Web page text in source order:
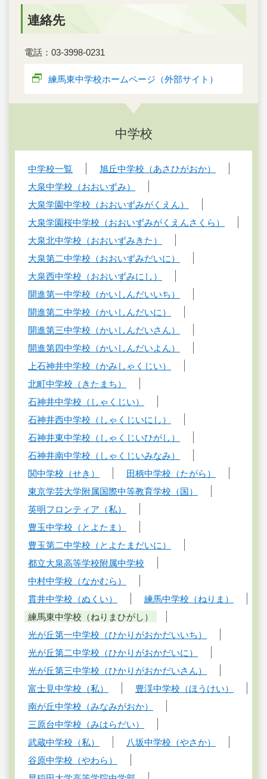
連絡先
電話：03-3998-0231
練馬東中学校ホームページ（外部サイト）
中学校
中学校一覧
旭丘中学校（あさひがおか）
大泉中学校（おおいずみ）
大泉学園中学校（おおいずみがくえん）
大泉学園桜中学校（おおいずみがくえんさくら）
大泉北中学校（おおいずみきた）
大泉第二中学校（おおいずみだいに）
大泉西中学校（おおいずみにし）
開進第一中学校（かいしんだいいち）
開進第二中学校（かいしんだいに）
開進第三中学校（かいしんだいさん）
開進第四中学校（かいしんだいよん）
上石神井中学校（かみしゃくじい）
北町中学校（きたまち）
石神井中学校（しゃくじい）
石神井西中学校（しゃくじいにし）
石神井東中学校（しゃくじいひがし）
石神井南中学校（しゃくじいみなみ）
関中学校（せき）
田柄中学校（たがら）
東京学芸大学附属国際中等教育学校（国）
英明フロンティア（私）
豊玉中学校（とよたま）
豊玉第二中学校（とよたまだいに）
都立大泉高等学校附属中学校
中村中学校（なかむら）
貫井中学校（ぬくい）
練馬中学校（ねりま）
練馬東中学校（ねりまひがし）
光が丘第一中学校（ひかりがおかだいいち）
光が丘第二中学校（ひかりがおかだいに）
光が丘第三中学校（ひかりがおかだいさん）
富士見中学校（私）
豊渓中学校（ほうけい）
南が丘中学校（みなみがおか）
三原台中学校（みはらだい）
武蔵中学校（私）
八坂中学校（やさか）
谷原中学校（やわら）